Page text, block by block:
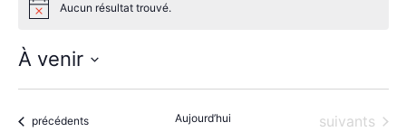
NoticeAucun résultat trouvé.
À venir
date.Évènements
précédents Aujourd’hui Évènements
suivants